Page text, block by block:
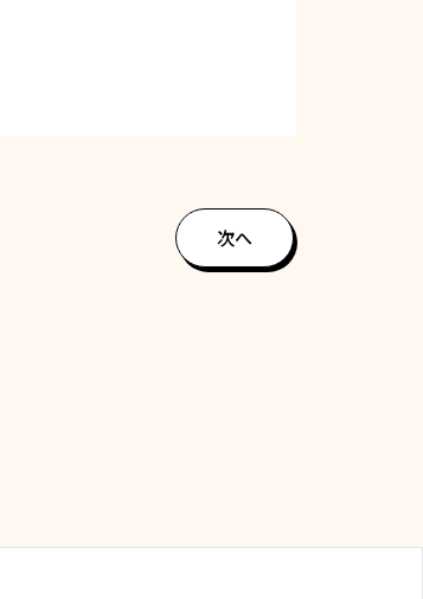
次へ